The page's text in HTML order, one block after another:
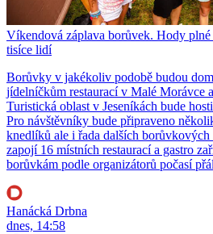
Víkendová záplava borůvek. Hody plné
tisíce lidí
Borůvky v jakékoliv podobě budou
jídelníčkům restaurací v Malé Morávce
Turistická oblast v Jeseníkách bude
Pro návštěvníky bude připraveno
knedlíků ale i řada dalších borůvkových
zapojí 16 místních restaurací a gastro
borůvkám podle organizátorů počasí
Hanácká Drbna
dnes, 14:58